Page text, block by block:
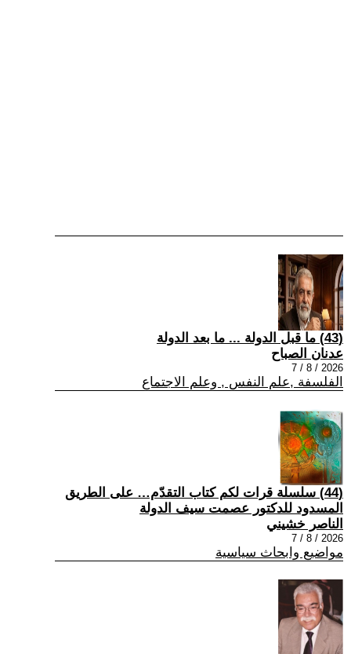
(43) ما قبل الدولة ... ما بعد الدولة
عدنان الصباح
2026 / 8 / 7
الفلسفة ,علم النفس , وعلم الاجتماع
(44) سلسلة قرات لكم كتاب التقدّم… على الطريق
المسدود للدكتور عصمت سيف الدولة
الناصر خشيني
2026 / 8 / 7
مواضيع وابحاث سياسية